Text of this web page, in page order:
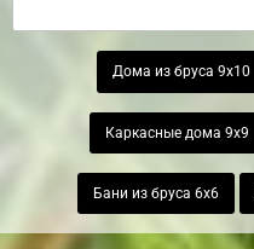
Дома из бруса 9х10
Каркасные дома 9х9
Бани из бруса 6х6